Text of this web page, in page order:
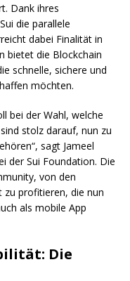
Dank ihres
die parallele
dabei Finalität in
bietet die Blockchain
schnelle, sichere und
möchten.
bei der Wahl, welche
stolz darauf, nun zu
sagt Jameel
der Sui Foundation. Die
von den
profitieren, die nun
als mobile App
Die